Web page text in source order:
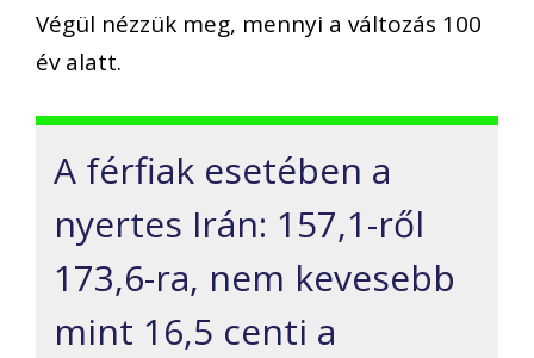
Végül nézzük meg, mennyi a változás 100
év alatt.
A férfiak esetében a
nyertes Irán: 157,1-ről
173,6-ra, nem kevesebb
mint 16,5 centi a